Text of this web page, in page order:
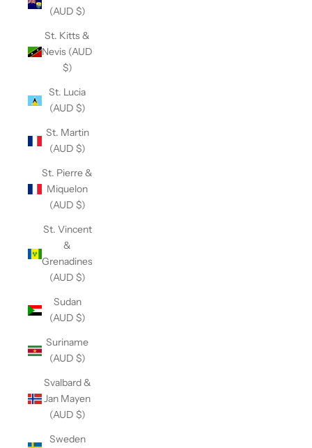
(AUD $)
St. Kitts &
Nevis (AUD
$)
St. Lucia
(AUD $)
St. Martin
(AUD $)
St. Pierre &
Miquelon
(AUD $)
St. Vincent
&
Grenadines
(AUD $)
Sudan
(AUD $)
Suriname
(AUD $)
Svalbard &
Jan Mayen
(AUD $)
Sweden